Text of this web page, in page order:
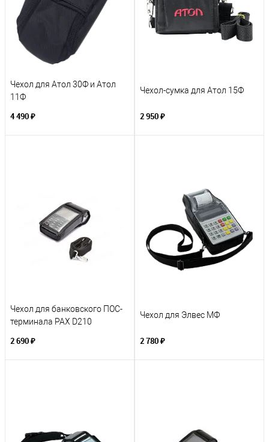
Чехол для Атол 30Ф и Атол
11Ф
4 490 ₽
Чехол-сумка для Атол 15Ф
2 950 ₽
Чехол для банковского ПОС-
терминала PAX D210
2 690 ₽
Чехол для Элвес МФ
2 780 ₽